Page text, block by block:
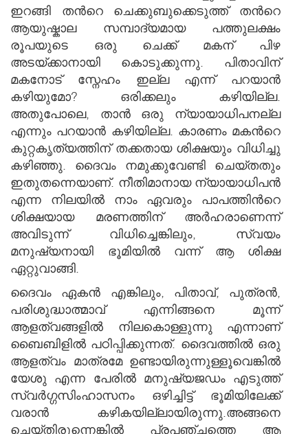
ഇറങ്ങി തന്‍റെ ചെക്കുബുക്കെടുത്ത് തന്‍റെ
ആയുഷ്കാല സമ്പാദ്യമായ പത്തുലക്ഷം
രൂപയുടെ ഒരു ചെക്ക് മകന് പിഴ
അടയ്ക്കാനായി കൊടുക്കുന്നു. പിതാവിന്
മകനോട് സ്നേഹം ഇല്ല എന്ന് പറയാന്‍
കഴിയുമോ? ഒരിക്കലും കഴിയില്ല.
അതുപോലെ, താന്‍ ഒരു ന്യായാധിപനല്ല
എന്നും പറയാന്‍ കഴിയില്ല. കാരണം മകന്‍റെ
കുറ്റകൃത്യത്തിന് തക്കതായ ശിക്ഷയും വിധിച്ചു
കഴിഞ്ഞു. ദൈവം നമുക്കുവേണ്ടി ചെയ്തതും
ഇതുതന്നെയാണ്. നീതിമാനായ ന്യായാധിപന്‍
എന്ന നിലയില്‍ നാം ഏവരും പാപത്തിന്‍റെ
ശിക്ഷയായ മരണത്തിന് അര്‍ഹരാണെന്ന്
അവിടുന്ന് വിധിച്ചെങ്കിലും, സ്വയം
മനുഷ്യനായി ഭൂമിയില്‍ വന്ന് ആ ശിക്ഷ
ഏറ്റുവാങ്ങി.
ദൈവം ഏകന്‍ എങ്കിലും, പിതാവ്, പുത്രന്‍,
പരിശുദ്ധാത്മാവ് എന്നിങ്ങനെ മൂന്ന്
ആളത്വങ്ങളില്‍ നിലകൊള്ളുന്നു എന്നാണ്
ബൈബിളില്‍ പഠിപ്പിക്കുന്നത്. ദൈവത്തില്‍ ഒരു
ആളത്വം മാത്രമേ ഉണ്ടായിരുന്നുള്ളൂവെങ്കില്‍
യേശു എന്ന പേരില്‍ മനുഷ്യജഡം എടുത്ത്
സ്വര്‍ഗ്ഗസിംഹാസനം ഒഴിച്ചിട്ട് ഭൂമിയിലേക്ക്
വരാന്‍ കഴികയില്ലായിരുന്നു.അങ്ങനെ
ചെയ്തിരുന്നെങ്കില്‍ പ്രപഞ്ചത്തെ ആ